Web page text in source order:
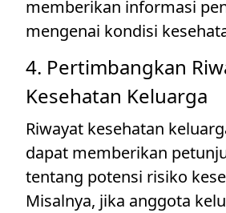
memberikan informasi
mengenai kondisi
4. Pertimbangkan
Kesehatan Keluarga
Riwayat kesehatan
dapat memberikan
tentang potensi risiko
Misalnya, jika anggota